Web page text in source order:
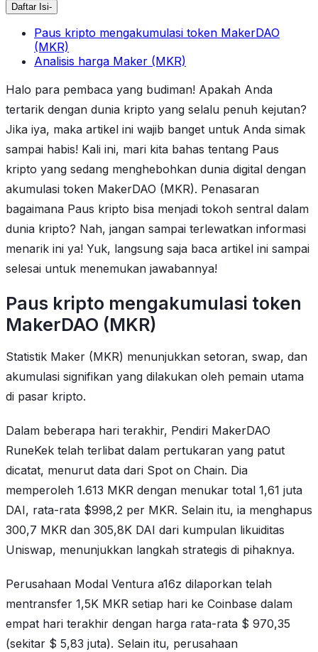
Daftar Isi-
Paus kripto mengakumulasi token MakerDAO
(MKR)
Analisis harga Maker (MKR)
Halo para pembaca yang budiman! Apakah Anda
tertarik dengan dunia kripto yang selalu penuh kejutan?
Jika iya, maka artikel ini wajib banget untuk Anda simak
sampai habis! Kali ini, mari kita bahas tentang Paus
kripto yang sedang menghebohkan dunia digital dengan
akumulasi token MakerDAO (MKR). Penasaran
bagaimana Paus kripto bisa menjadi tokoh sentral dalam
dunia kripto? Nah, jangan sampai terlewatkan informasi
menarik ini ya! Yuk, langsung saja baca artikel ini sampai
selesai untuk menemukan jawabannya!
Paus kripto mengakumulasi token
MakerDAO (MKR)
Statistik Maker (MKR) menunjukkan setoran, swap, dan
akumulasi signifikan yang dilakukan oleh pemain utama
di pasar kripto.
Dalam beberapa hari terakhir, Pendiri MakerDAO
RuneKek telah terlibat dalam pertukaran yang patut
dicatat, menurut data dari Spot on Chain. Dia
memperoleh 1.613 MKR dengan menukar total 1,61 juta
DAI, rata-rata $998,2 per MKR. Selain itu, ia menghapus
300,7 MKR dan 305,8K DAI dari kumpulan likuiditas
Uniswap, menunjukkan langkah strategis di pihaknya.
Perusahaan Modal Ventura a16z dilaporkan telah
mentransfer 1,5K MKR setiap hari ke Coinbase dalam
empat hari terakhir dengan harga rata-rata $ 970,35
(sekitar $ 5,83 juta). Selain itu, perusahaan